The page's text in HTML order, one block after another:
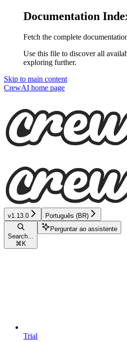
Documentation
Fetch the complete
Use this file to discover all
exploring further.
Skip to main content
CrewAI home page
v1.13.0 Português (BR)
Search...
⌘ K
Perguntar ao assistente
Trial